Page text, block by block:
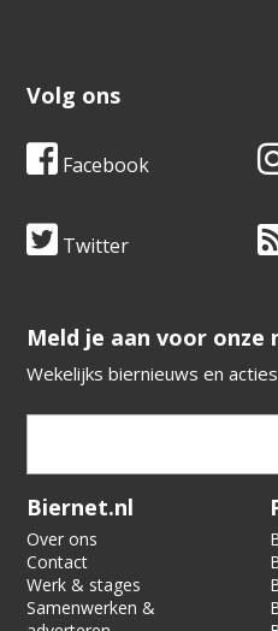
Volg ons
Facebook
Twitter
​​​​​​​Meld je aan voor onze
Wekelijks biernieuws en
Verification code:
Biernet.nl
Over ons
Contact
Werk & stages
Samenwerken &